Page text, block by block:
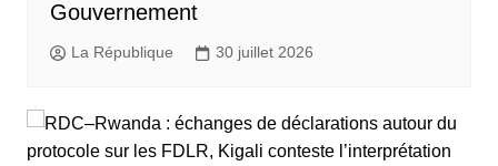
Gouvernement
La République 30 juillet 2026